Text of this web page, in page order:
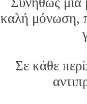
καλή μόνωση,
Σε κάθε